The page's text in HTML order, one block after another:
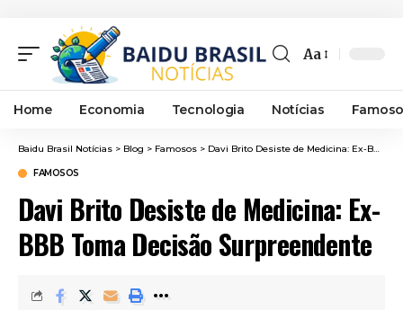
Font
Resizer
Aa
Home Economia Tecnologia Notícias
Baidu Brasil Notícias > Blog > Famosos > Davi Brito Desiste de Medicina: Ex-BBB Toma Decisão Surpreendente
FAMOSOS
Davi Brito Desiste de Medicina: Ex-
BBB Toma Decisão Surpreendente